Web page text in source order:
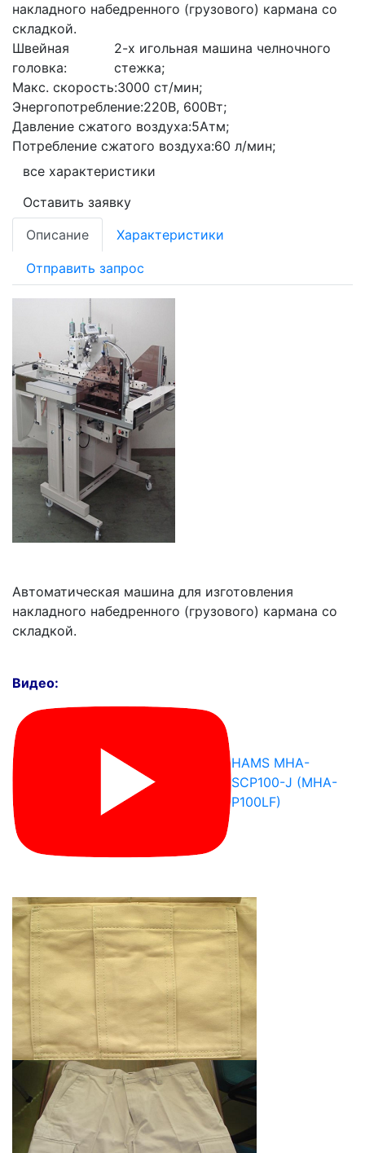
накладного набедренного (грузового) кармана со
складкой.
Швейная
головка:
2-х игольная машина челночного
стежка;
Макс. скорость:3000 ст/мин;
Энергопотребление:220В, 600Вт;
Давление сжатого воздуха:5Атм;
Потребление сжатого воздуха:60 л/мин;
все характеристики
Оставить заявку
Описание
Характеристики
Отправить запрос
Автоматическая машина для изготовления
накладного набедренного (грузового) кармана со
складкой.
Видео:
HAMS MHA-
SCP100-J (MHA-
P100LF)